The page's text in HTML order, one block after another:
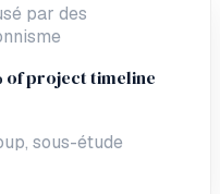
par des
of project timeline
sous-étude